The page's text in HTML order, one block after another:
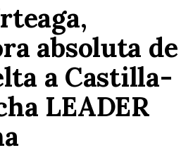
absoluta de
a Castilla-
LEADER